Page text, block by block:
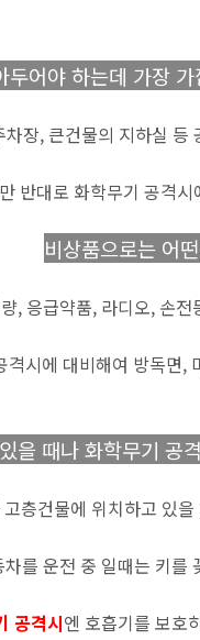
두어야 하는데 가장
장, 큰건물의 지하실 등
반대로 화학무기 공격시
비상품으로는 어
, 응급약품, 라디오, 손전
격시에 대비해여 방독면,
을 때나 화학무기 공
층건물에 위치하고 있
차를 운전 중 일때는 키를
공격시엔 호흡기를 보호